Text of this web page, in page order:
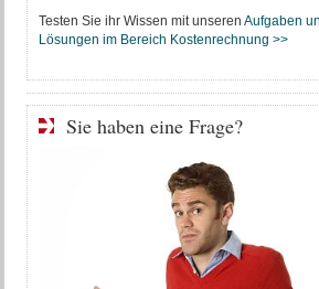
Testen Sie ihr Wissen mit unseren Aufgaben
Lösungen im Bereich Kostenrechnung >>
Sie haben eine Frage?